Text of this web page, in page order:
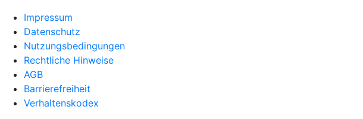
Impressum
Datenschutz
Nutzungsbedingungen
Rechtliche Hinweise
AGB
Barrierefreiheit
Verhaltenskodex